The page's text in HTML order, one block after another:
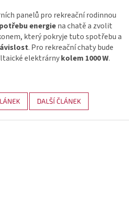
panelů pro rekreační rodinnou
energiena chatě a zvolit
který pokryje tuto spotřebu a
. Pro rekreační chaty bude
elektrárnykolem 1000 W.
DALŠÍ ČLÁNEK